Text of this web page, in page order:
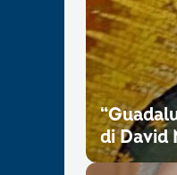
di David